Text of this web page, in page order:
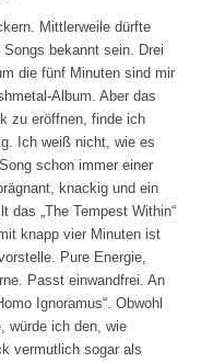
Mittlerweile dürfte
bekannt sein. Drei
die fünf Minuten sind mir
Album. Aber das
zu eröffnen, finde ich
Ich weiß nicht, wie es
schon immer einer
knackig und ein
das „The Tempest Within“
knapp vier Minuten ist
Pure Energie,
Passt einwandfrei. An
Ignoramus“. Obwohl
würde ich den, wie
vermutlich sogar als